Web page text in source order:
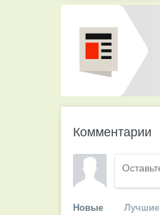
Комментарии
Новые Лучшие